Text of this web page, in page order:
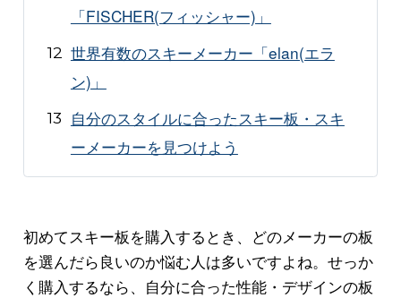
「FISCHER(フィッシャー)」
世界有数のスキーメーカー「elan(エラ
ン)」
自分のスタイルに合ったスキー板・スキ
ーメーカーを見つけよう
初めてスキー板を購入するとき、どのメーカーの板
を選んだら良いのか悩む人は多いですよね。せっか
く購入するなら、自分に合った性能・デザインの板